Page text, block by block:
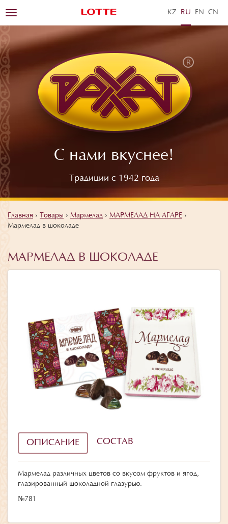
KZ RU EN ZH
С нами вкуснее!
Традиции с 1942 года
Toggle
navigation
Главная › Товары › Мармелад › МАРМЕЛАД НА АГАРЕ ›
Мармелад в шоколаде
МАРМЕЛАД В ШОКОЛАДЕ
ОПИСАНИЕ СОСТАВ
Мармелад различных цветов со вкусом фруктов и ягод,
глазированный шоколадной глазурью.
№781